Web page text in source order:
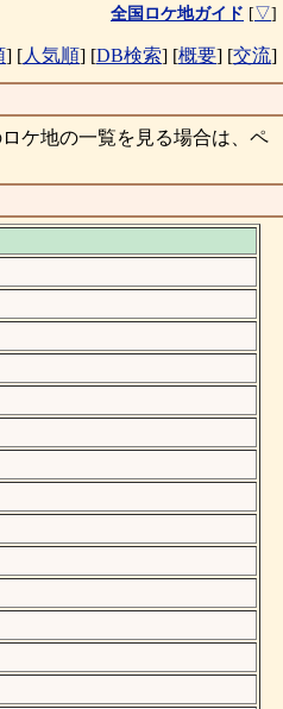
全国ロケ地ガイド [▽]
] [人気順] [DB検索] [概要] [交流]
ケ地の一覧を見る場合は、ペ